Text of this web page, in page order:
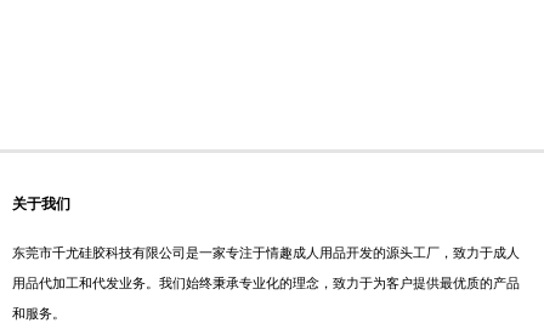
关于我们
东莞市千尤硅胶科技有限公司是一家专注于情趣成人用品开发的源头工厂，致力于成人
用品代加工和代发业务。我们始终秉承专业化的理念，致力于为客户提供最优质的产品
和服务。